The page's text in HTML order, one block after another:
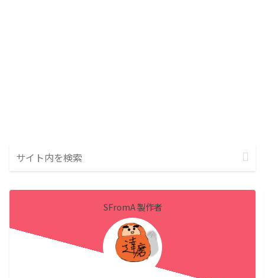
SFromA 製作者